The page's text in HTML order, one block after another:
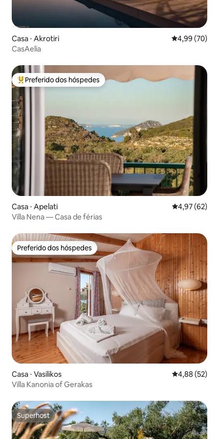
Casa ⋅ Akrotiri 4,99 de uma
4,99 (70)
CasAelia
Entre os melhores preferidos dos hóspedes
Preferido dos hóspedes
Casa ⋅ Apelati 4,97 de uma
4,97 (62)
Villa Nena — Casa de férias
Preferido dos hóspedes
Preferido dos hóspedes
Casa ⋅ Vasilikos 4,88 de uma
4,88 (52)
Villa Kanonia of Gerakas
Superhost
Superhost